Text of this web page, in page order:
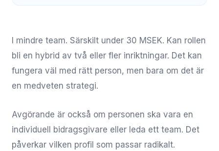
I mindre team. Särskilt under 30 MSEK. Kan rollen
bli en hybrid av två eller fler inriktningar. Det kan
fungera väl med rätt person, men bara om det är
en medveten strategi.
Avgörande är också om personen ska vara en
individuell bidragsgivare eller leda ett team. Det
påverkar vilken profil som passar radikalt.